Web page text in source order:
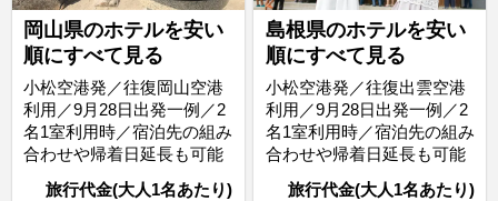
岡山県のホテルを安い
順にすべて見る
小松空港発／往復岡山空港
利用／9月28日出発一例／2
名1室利用時／宿泊先の組み
合わせや帰着日延長も可能
島根県のホテルを安い
順にすべて見る
小松空港発／往復出雲空港
利用／9月28日出発一例／2
名1室利用時／宿泊先の組み
合わせや帰着日延長も可能